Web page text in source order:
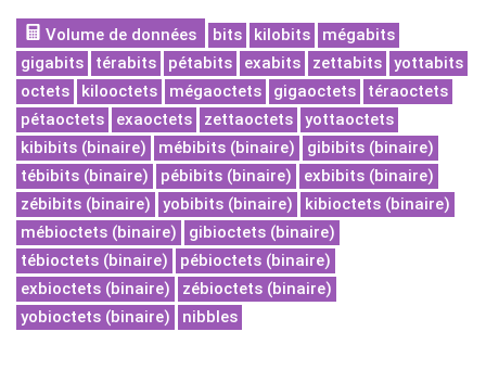
Volume de données bits kilobits
mégabits
gigabits
térabits pétabits exabits zettabits
yottabits
octets
kilooctets mégaoctets gigaoctets
téraoctets
pétaoctets
exaoctets zettaoctets
yottaoctets
kibibits (binaire)
mébibits (binaire)
gibibits (binaire)
tébibits (binaire)
pébibits (binaire)
exbibits (binaire)
zébibits (binaire)
yobibits (binaire)
kibioctets (binaire)
mébioctets (binaire)
gibioctets (binaire)
tébioctets (binaire)
pébioctets (binaire)
exbioctets (binaire)
zébioctets (binaire)
yobioctets (binaire)
nibbles